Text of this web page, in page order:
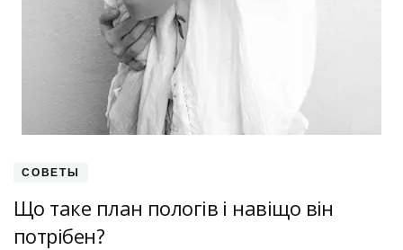
СОВЕТЫ
Що таке план пологів і навіщо він
потрібен?